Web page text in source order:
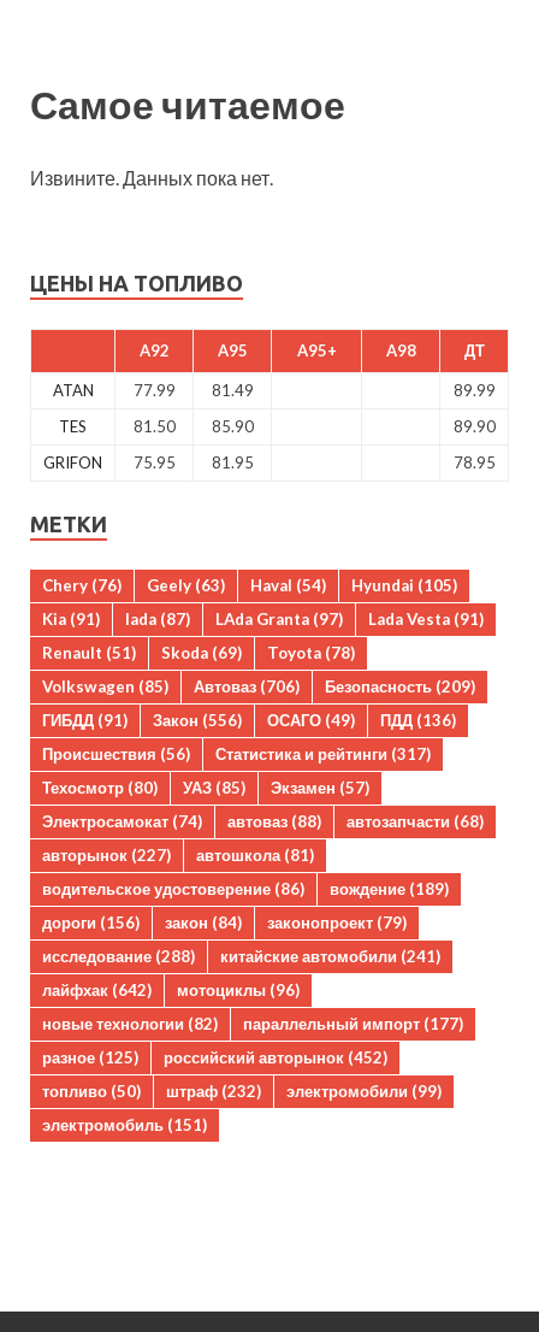
Самое читаемое
Извините. Данных пока нет.
ЦЕНЫ НА ТОПЛИВО
A92 A95 A95+ A98 ДТ
ATAN 77.99 81.49
89.99
TES
81.50 85.90
89.90
GRIFON
75.95 81.95 78.95
МЕТКИ
Chery (76) Geely (63) Haval (54) Hyundai (105)
Kia (91) lada (87) LAda Granta (97) Lada Vesta (91)
Renault (51) Skoda (69) Toyota (78)
Volkswagen (85) Автоваз (706) Безопасность (209)
ГИБДД (91) Закон (556) ОСАГО (49) ПДД (136)
Происшествия (56) Статистика и рейтинги (317)
Техосмотр (80) УАЗ (85) Экзамен (57)
Электросамокат (74) автоваз (88) автозапчасти (68)
авторынок (227) автошкола(81)
водительское удостоверение (86) вождение (189)
дороги (156) закон (84) законопроект (79)
исследование (288) китайские автомобили (241)
лайфхак (642) мотоциклы (96)
новые технологии (82) параллельный импорт (177)
разное (125) российский авторынок (452)
топливо (50) штраф (232) электромобили (99)
электромобиль (151)